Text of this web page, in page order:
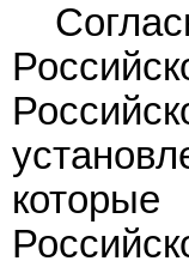
которые